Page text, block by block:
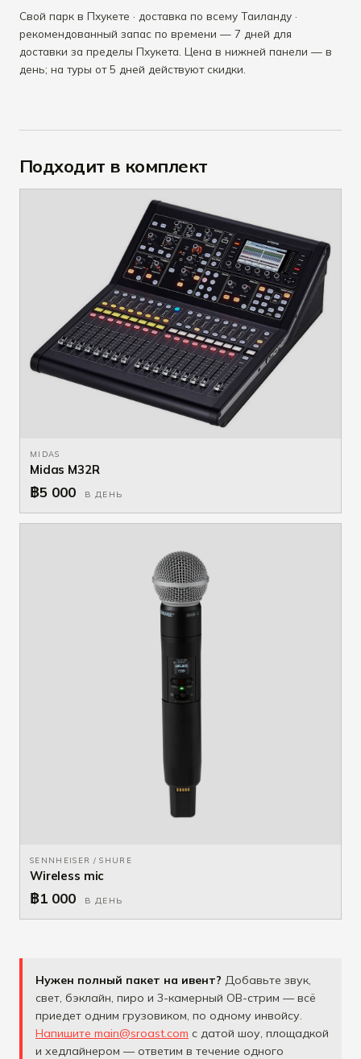
Свой парк в Пхукете · доставка по всему Таиланду ·
рекомендованный запас по времени — 7 дней для
доставки за пределы Пхукета. Цена в нижней панели — в
день; на туры от 5 дней действуют скидки.
Подходит в комплект
MIDAS
Midas M32R
฿5 000 В ДЕНЬ
SENNHEISER / SHURE
Wireless mic
฿1 000 В ДЕНЬ
Нужен полный пакет на ивент? Добавьте звук,
свет, бэклайн, пиро и 3-камерный OB-стрим — всё
приедет одним грузовиком, по одному инвойсу.
Напишите main@sroast.com с датой шоу, площадкой
и хедлайнером — ответим в течение одного